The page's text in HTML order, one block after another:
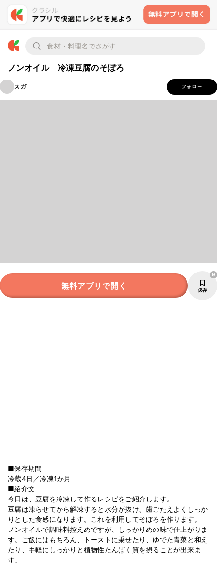
ノンオイル 冷凍豆腐のそぼろ
スガ フォロー
無料アプリで開く 保存
9
■保存期間
冷蔵4日／冷凍1か月
■紹介文
今日は、豆腐を冷凍して作るレシピをご紹介します。
豆腐は凍らせてから解凍すると水分が抜け、歯ごたえよくしっか
りとした食感になります。これを利用してそぼろを作ります。
ノンオイルで調味料控えめですが、しっかりめの味で仕上がりま
す。ご飯にはもちろん、トーストに乗せたり、ゆでた青菜と和え
たり、手軽にしっかりと植物性たんぱく質を摂ることが出来ま
す。